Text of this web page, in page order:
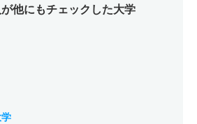
他にもチェックした大学